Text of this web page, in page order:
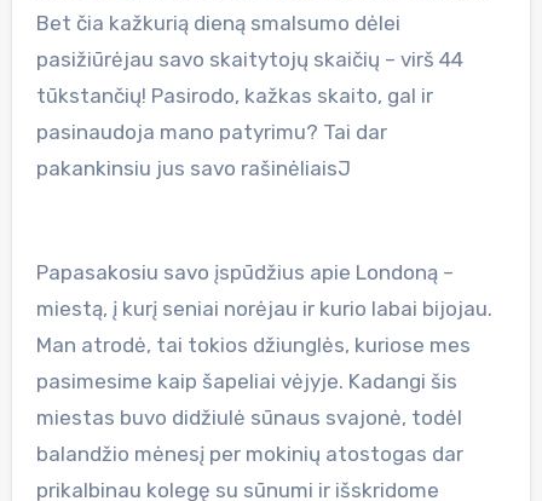
Bet čia kažkurią dieną smalsumo dėlei
pasižiūrėjau savo skaitytojų skaičių – virš 44
tūkstančių! Pasirodo, kažkas skaito, gal ir
pasinaudoja mano patyrimu? Tai dar
pakankinsiu jus savo rašinėliaisJ
Papasakosiu savo įspūdžius apie Londoną –
miestą, į kurį seniai norėjau ir kurio labai bijojau.
Man atrodė, tai tokios džiunglės, kuriose mes
pasimesime kaip šapeliai vėjyje. Kadangi šis
miestas buvo didžiulė sūnaus svajonė, todėl
balandžio mėnesį per mokinių atostogas dar
prikalbinau kolegę su sūnumi ir išskridome